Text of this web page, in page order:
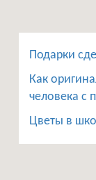
Подарки
Как
человека с
Цветы в